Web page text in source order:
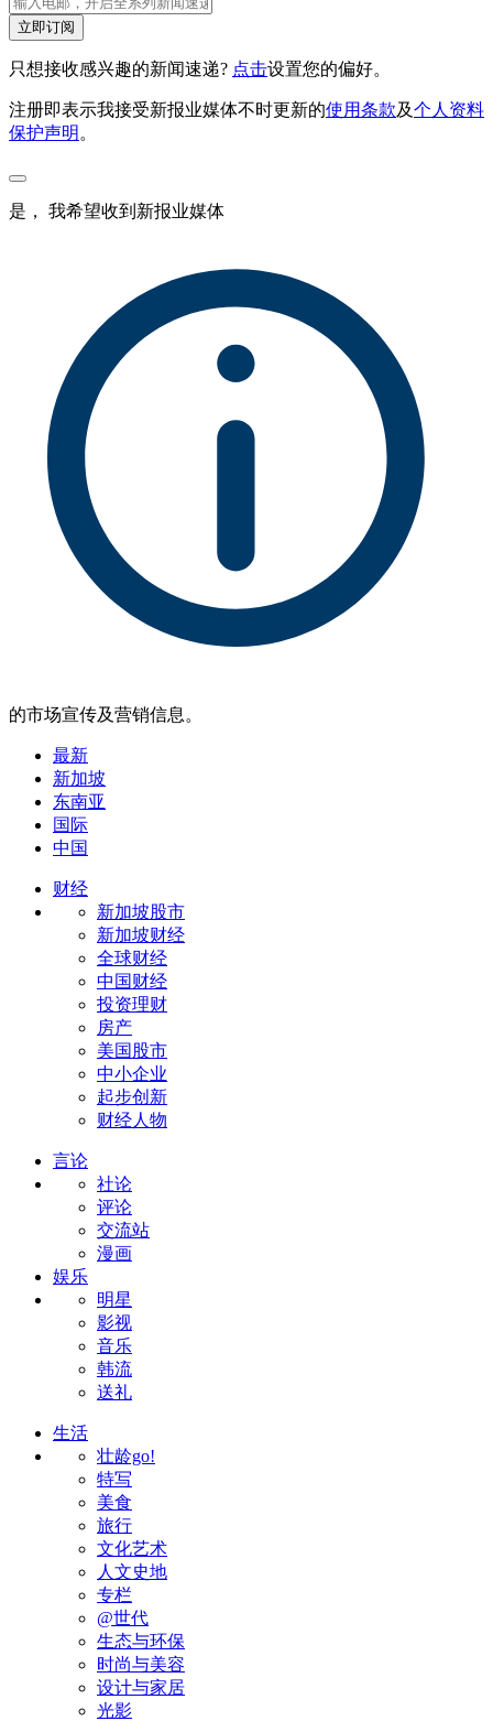
立即订阅
只想接收感兴趣的新闻速递? 点击设置您的偏好。
注册即表示我接受新报业媒体不时更新的使用条款及个人资料
保护声明 。
是， 我希望收到新报业媒体
的市场宣传及营销信息。
最新
新加坡
东南亚
国际
中国
财经
新加坡股市
新加坡财经
全球财经
中国财经
投资理财
房产
美国股市
中小企业
起步创新
财经人物
言论
社论
评论
交流站
漫画
娱乐
明星
影视
音乐
韩流
送礼
生活
壮龄go!
特写
美食
旅行
文化艺术
人文史地
专栏
@世代
生态与环保
时尚与美容
设计与家居
光影